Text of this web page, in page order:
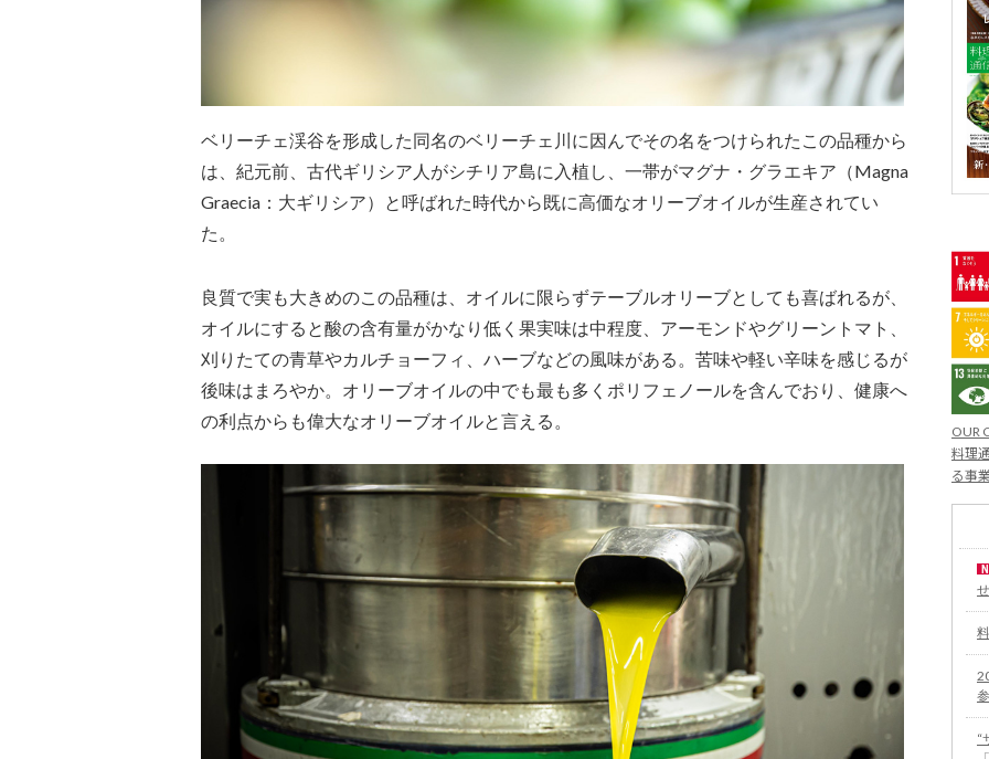
ベリーチェ渓谷を形成した同名のベリーチェ川に因んでその名をつけられたこの品種から
は、紀元前、古代ギリシア人がシチリア島に入植し、一帯がマグナ・グラエキア（Magna
Graecia：大ギリシア）と呼ばれた時代から既に高価なオリーブオイルが生産されてい
た。
良質で実も大きめのこの品種は、オイルに限らずテーブルオリーブとしても喜ばれるが、
オイルにすると酸の含有量がかなり低く果実味は中程度、アーモンドやグリーントマト、
刈りたての青草やカルチョーフィ、ハーブなどの風味がある。苦味や軽い辛味を感じるが
後味はまろやか。オリーブオイルの中でも最も多くポリフェノールを含んでおり、健康へ
の利点からも偉大なオリーブオイルと言える。
OUR
料理
る事
せ
“